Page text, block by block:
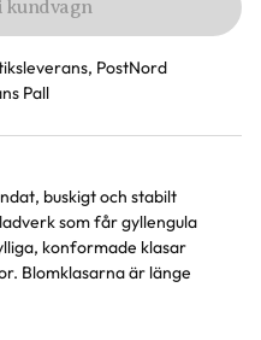
kundvagn
PostNord
Pall
buskigt och stabilt
som får gyllengula
konformade klasar
Blomklasarna är länge